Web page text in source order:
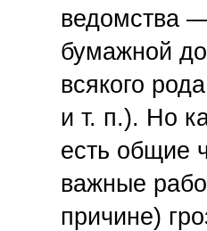
ведомства
бумажной
всякого
и т. п.). Но
есть общие
важные
причине)